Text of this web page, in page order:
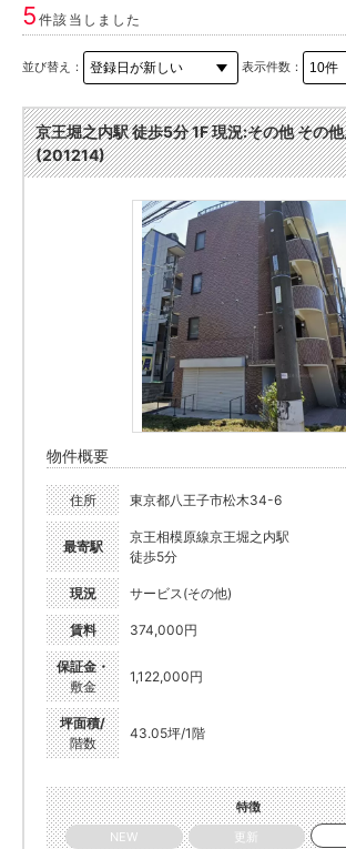
5件該当しました
並び替え： 表示件数：
京王堀之内駅 徒歩5分 1F 現況:その他 その
(201214)
物件概要
住所 東京都八王子市松木34-6
最寄駅
京王相模原線京王堀之内駅
徒歩5分
現況 サービス(その他)
賃料 374,000円
保証金・
敷金
1,122,000円
坪面積/
階数
43.05坪/1階
特徴
NEW
更新